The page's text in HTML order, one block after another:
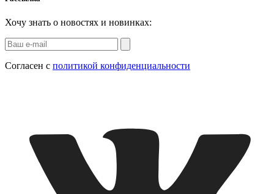
Хочу знать о новостях и новинках:
Согласен с политикой конфиденциальности